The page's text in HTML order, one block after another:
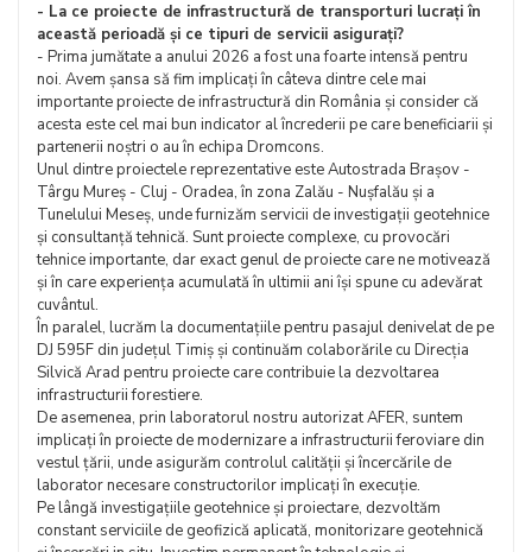
- La ce proiecte de infrastructură de transporturi lucrați în
această perioadă și ce tipuri de servicii asigurați?
- Prima jumătate a anului 2026 a fost una foarte intensă pentru
noi. Avem șansa să fim implicați în câteva dintre cele mai
importante proiecte de infrastructură din România și consider că
acesta este cel mai bun indicator al încrederii pe care beneficiarii și
partenerii noștri o au în echipa Dromcons.
Unul dintre proiectele reprezentative este Autostrada Brașov -
Târgu Mureș - Cluj - Oradea, în zona Zalău - Nușfalău și a
Tunelului Meseș, unde furnizăm servicii de investigații geotehnice
și consultanță tehnică. Sunt proiecte complexe, cu provocări
tehnice importante, dar exact genul de proiecte care ne motivează
și în care experiența acumulată în ultimii ani își spune cu adevărat
cuvântul.
În paralel, lucrăm la documentațiile pentru pasajul denivelat de pe
DJ 595F din județul Timiș și continuăm colaborările cu Direcția
Silvică Arad pentru proiecte care contribuie la dezvoltarea
infrastructurii forestiere.
De asemenea, prin laboratorul nostru autorizat AFER, suntem
implicați în proiecte de modernizare a infrastructurii feroviare din
vestul țării, unde asigurăm controlul calității și încercările de
laborator necesare constructorilor implicați în execuție.
Pe lângă investigațiile geotehnice și proiectare, dezvoltăm
constant serviciile de geofizică aplicată, monitorizare geotehnică